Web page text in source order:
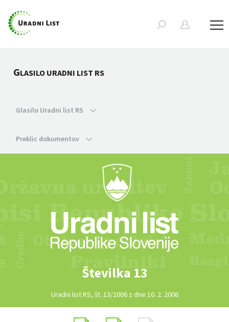
GLASILO URADNI LIST RS
Glasilo Uradni list RS
Preklic dokumentov
Številka 13
Uradni list RS, št. 13/2006 z dne 10. 2. 2006